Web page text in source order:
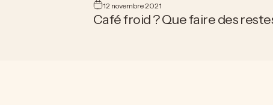
12 novembre 2021
Café froid ? Que faire des